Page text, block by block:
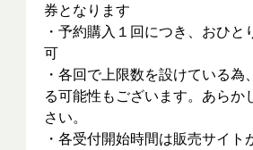
券となります
・予約購入１回につき、おひと
可
・各回で上限数を設けている為
る可能性もございます。あらか
さい。
・各受付開始時間は販売サイト